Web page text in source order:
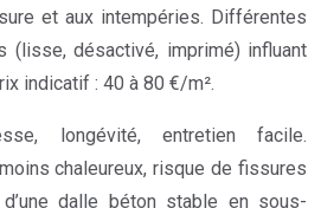
et aux intempéries. Différentes
désactivé, imprimé) influant
indicatif : 40 à 80 €/m².
longévité, entretien facile.
chaleureux, risque de fissures
dalle béton stable en sous-